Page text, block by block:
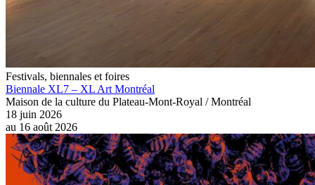
Festivals, biennales et foires
Biennale XL7 – XL Art Montréal
Maison de la culture du Plateau-Mont-Royal / Montréal
18 juin 2026
au 16 août 2026